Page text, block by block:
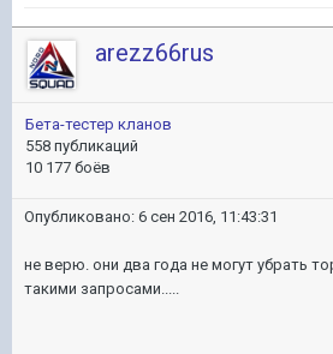
arezz66rus
Бета-тестер кланов
558 публикаций
10 177 боёв
Опубликовано: 6 сен 2016, 11:43:31
не верю. они два года не могут убрать
такими запросами.....